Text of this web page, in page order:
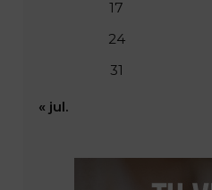
17
24
31
« jul.